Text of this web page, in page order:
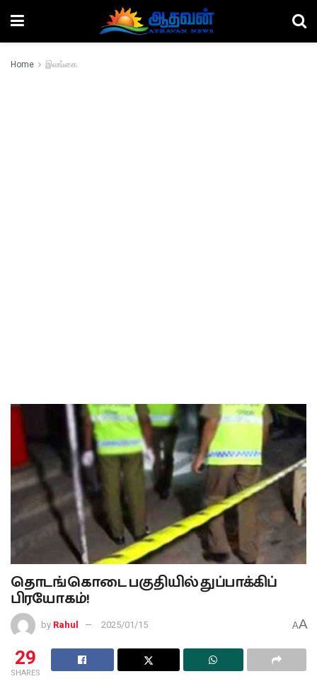
Home இலங்கை
தொடங்கொடை பகுதியில் துப்பாக்கிப்
பிரயோகம்!
by Rahul 2025/01/15 AA
29
SHARES